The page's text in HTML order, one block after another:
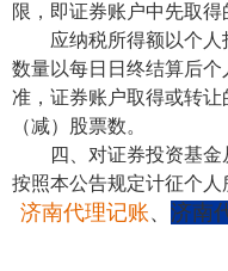
限，即证券账户中先取得
应纳税所得额以个人
数量以每日日终结算后
准，证券账户取得或转
（减）股票数。
四、对证券投资基金
按照本公告规定计征个人
济南代理记账、 济南